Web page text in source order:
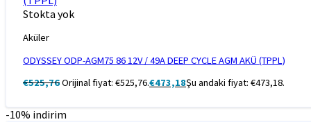
Stokta yok
Aküler
ODYSSEY ODP-AGM75 86 12V / 49A DEEP CYCLE AGM AKÜ (TPPL)
€525,76Orijinal fiyat: €525,76.€473,18Şu andaki fiyat: €473,18.
-10% indirim